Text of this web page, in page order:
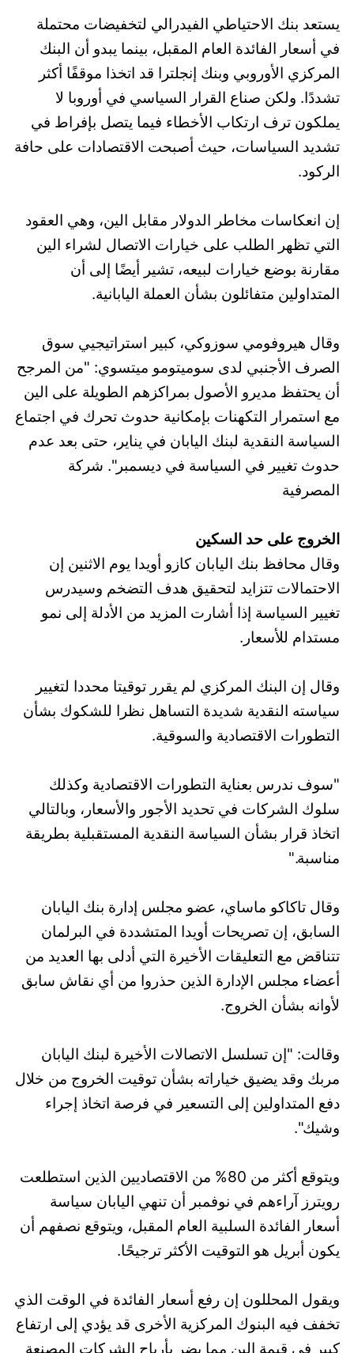
يستعد بنك الاحتياطي الفيدرالي لتخفيضات محتملة
في أسعار الفائدة العام المقبل، بينما يبدو أن البنك
المركزي الأوروبي وبنك إنجلترا قد اتخذا موقفًا أكثر
تشددًا. ولكن صناع القرار السياسي في أوروبا لا
يملكون ترف ارتكاب الأخطاء فيما يتصل بإفراط في
تشديد السياسات، حيث أصبحت الاقتصادات على حافة
الركود.
إن انعكاسات مخاطر الدولار مقابل الين، وهي العقود
التي تظهر الطلب على خيارات الاتصال لشراء الين
مقارنة بوضع خيارات لبيعه، تشير أيضًا إلى أن
المتداولين متفائلون بشأن العملة اليابانية.
وقال هيروفومي سوزوكي، كبير استراتيجيي سوق
الصرف الأجنبي لدى سوميتومو ميتسوي: "من المرجح
أن يحتفظ مديرو الأصول بمراكزهم الطويلة على الين
مع استمرار التكهنات بإمكانية حدوث تحرك في اجتماع
السياسة النقدية لبنك اليابان في يناير، حتى بعد عدم
حدوث تغيير في السياسة في ديسمبر". شركة
المصرفية
الخروج على حد السكين
وقال محافظ بنك اليابان كازو أويدا يوم الاثنين إن
الاحتمالات تتزايد لتحقيق هدف التضخم وسيدرس
تغيير السياسة إذا أشارت المزيد من الأدلة إلى نمو
مستدام للأسعار.
وقال إن البنك المركزي لم يقرر توقيتا محددا لتغيير
سياسته النقدية شديدة التساهل نظرا للشكوك بشأن
التطورات الاقتصادية والسوقية.
"سوف ندرس بعناية التطورات الاقتصادية وكذلك
سلوك الشركات في تحديد الأجور والأسعار، وبالتالي
اتخاذ قرار بشأن السياسة النقدية المستقبلية بطريقة
مناسبة."
وقال تاكاكو ماساي، عضو مجلس إدارة بنك اليابان
السابق، إن تصريحات أويدا المتشددة في البرلمان
تتناقض مع التعليقات الأخيرة التي أدلى بها العديد من
أعضاء مجلس الإدارة الذين حذروا من أي نقاش سابق
لأوانه بشأن الخروج.
وقالت: "إن تسلسل الاتصالات الأخيرة لبنك اليابان
مربك وقد يضيق خياراته بشأن توقيت الخروج من خلال
دفع المتداولين إلى التسعير في فرصة اتخاذ إجراء
وشيك".
ويتوقع أكثر من 80% من الاقتصاديين الذين استطلعت
رويترز آراءهم في نوفمبر أن تنهي اليابان سياسة
أسعار الفائدة السلبية العام المقبل، ويتوقع نصفهم أن
يكون أبريل هو التوقيت الأكثر ترجيحًا.
ويقول المحللون إن رفع أسعار الفائدة في الوقت الذي
تخفف فيه البنوك المركزية الأخرى قد يؤدي إلى ارتفاع
كبير في قيمة الين مما يضر بأرباح الشركات المصنعة